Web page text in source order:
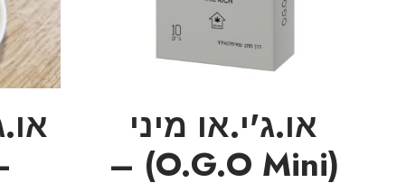
או.ג'י.או מיני
(O.G.O Mini) –